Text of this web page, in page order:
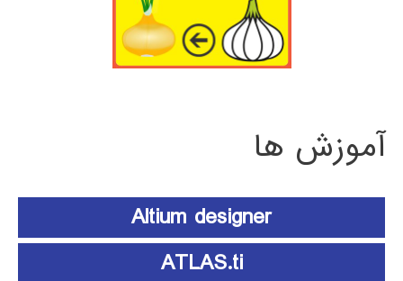
آموزش ها
Altium designer
ATLAS.ti